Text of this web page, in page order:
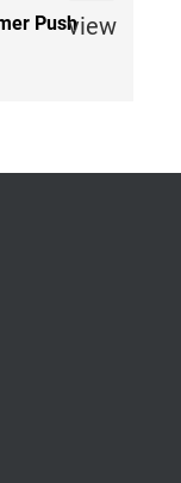
view
Push